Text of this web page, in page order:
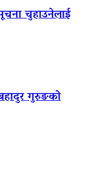
चुहाउनेलाई
गुरुङको